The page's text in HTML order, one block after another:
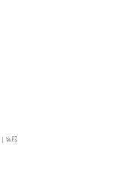
| 客服